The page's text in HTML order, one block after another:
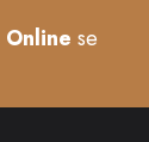
Online se